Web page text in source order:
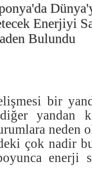
Enerjiyi
Bulundu
bir
yandan
neden
çok nadir
enerji